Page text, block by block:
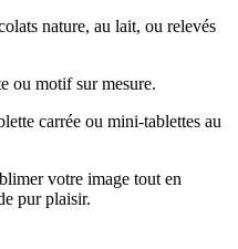
nature, au lait, ou relevés
ou motif sur mesure.
carrée ou mini-tablettes au
votre image tout en
pur plaisir.